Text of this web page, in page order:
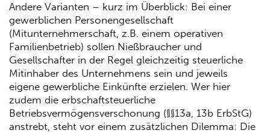
Andere Varianten – kurz im Überblick: Bei einer
gewerblichen Personengesellschaft
(Mitunternehmerschaft, z.B. einem operativen
Familienbetrieb) sollen Nießbraucher und
Gesellschafter in der Regel gleichzeitig steuerliche
Mitinhaber des Unternehmens sein und jeweils
eigene gewerbliche Einkünfte erzielen. Wer hier
zudem die erbschaftsteuerliche
Betriebsvermögensverschonung (§§13a, 13b ErbStG)
anstrebt, steht vor einem zusätzlichen Dilemma: Die